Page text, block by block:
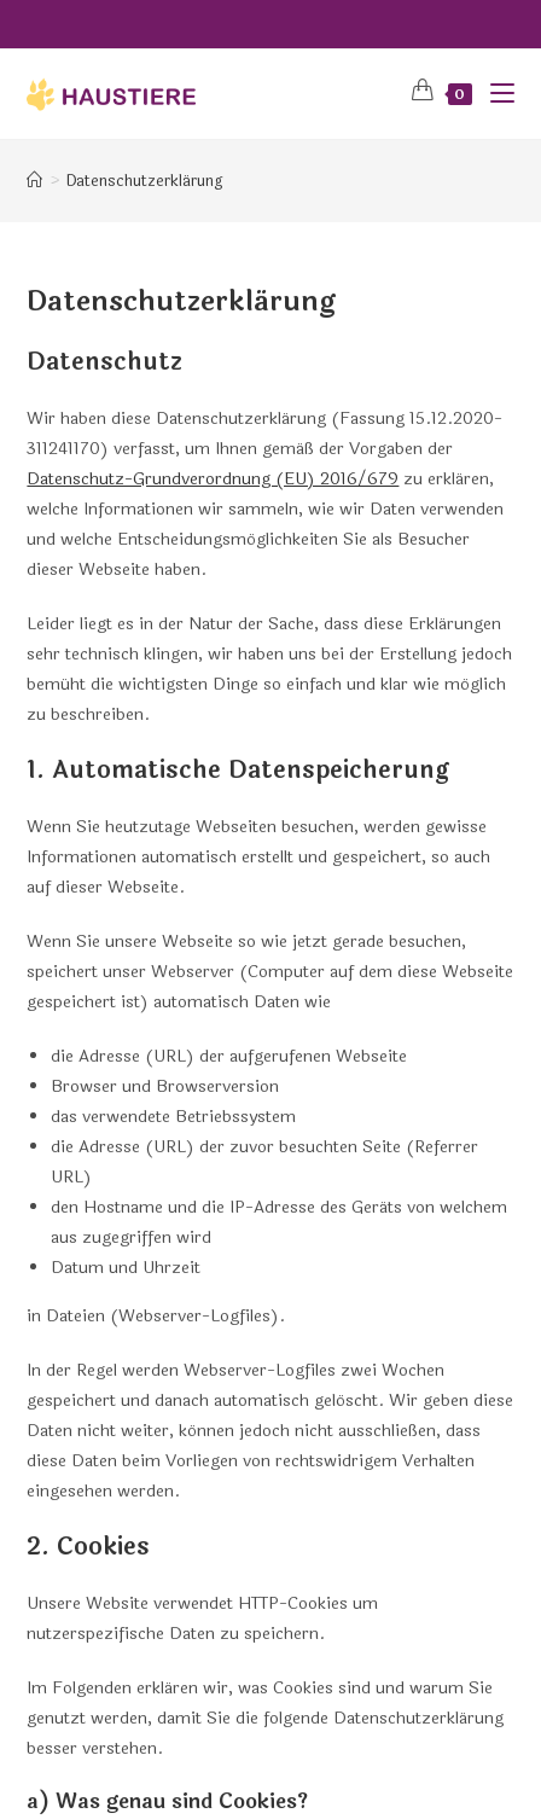
0
> Datenschutzerklärung
Datenschutzerklärung
Datenschutz
Wir haben diese Datenschutzerklärung (Fassung 15.12.2020-
311241170) verfasst, um Ihnen gemäß der Vorgaben der
Datenschutz-Grundverordnung (EU) 2016/679 zu erklären,
welche Informationen wir sammeln, wie wir Daten verwenden
und welche Entscheidungsmöglichkeiten Sie als Besucher
dieser Webseite haben.
Leider liegt es in der Natur der Sache, dass diese Erklärungen
sehr technisch klingen, wir haben uns bei der Erstellung jedoch
bemüht die wichtigsten Dinge so einfach und klar wie möglich
zu beschreiben.
1. Automatische Datenspeicherung
Wenn Sie heutzutage Webseiten besuchen, werden gewisse
Informationen automatisch erstellt und gespeichert, so auch
auf dieser Webseite.
Wenn Sie unsere Webseite so wie jetzt gerade besuchen,
speichert unser Webserver (Computer auf dem diese Webseite
gespeichert ist) automatisch Daten wie
die Adresse (URL) der aufgerufenen Webseite
Browser und Browserversion
das verwendete Betriebssystem
die Adresse (URL) der zuvor besuchten Seite (Referrer
URL)
den Hostname und die IP-Adresse des Geräts von welchem
aus zugegriffen wird
Datum und Uhrzeit
in Dateien (Webserver-Logfiles).
In der Regel werden Webserver-Logfiles zwei Wochen
gespeichert und danach automatisch gelöscht. Wir geben diese
Daten nicht weiter, können jedoch nicht ausschließen, dass
diese Daten beim Vorliegen von rechtswidrigem Verhalten
eingesehen werden.
2. Cookies
Unsere Website verwendet HTTP-Cookies um
nutzerspezifische Daten zu speichern.
Im Folgenden erklären wir, was Cookies sind und warum Sie
genutzt werden, damit Sie die folgende Datenschutzerklärung
besser verstehen.
a) Was genau sind Cookies?